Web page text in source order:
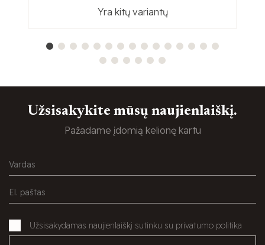
Yra kitų variantų
Užsisakykite mūsų naujienlaiškį.
Pažadame įdomią kelionę kartu
Užsisakydamas naujienlaiškį sutinku su privatumo politika